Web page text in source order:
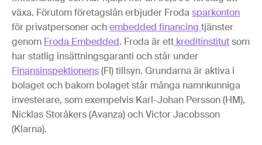
växa. Förutom företagslån erbjuder Frodasparkonton
för privatpersoner ochembedded financing tjänster
genom Froda Embedded. Froda är ett kreditinstitutsom
har statlig insättningsgaranti och står under
Finansinspektionens(FI) tillsyn. Grundarna är aktiva i
bolaget och bakom bolaget står många namnkunniga
investerare, som exempelvis Karl-Johan Persson (HM),
Nicklas Storåkers (Avanza) och Victor Jacobsson
(Klarna).